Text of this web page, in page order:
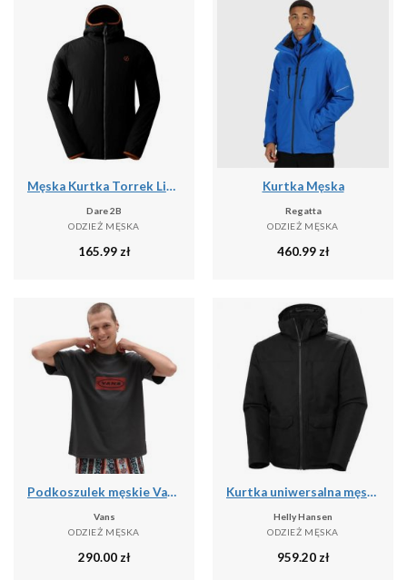
Męska Kurtka Torrek Lite Air
Dare 2B
ODZIEŻ MĘSKA
165.99 zł
Kurtka Męska
Regatta
ODZIEŻ MĘSKA
460.99 zł
Podkoszulek męskie Vans X Curren X Knost
Vans
ODZIEŻ MĘSKA
290.00 zł
Kurtka uniwersalna męska Helly Hansen Chill 3.0
Helly Hansen
ODZIEŻ MĘSKA
959.20 zł